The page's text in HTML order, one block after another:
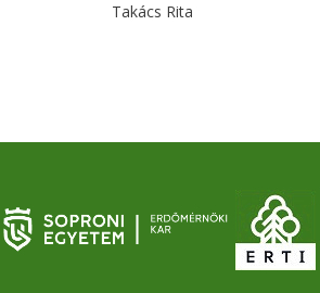
Takács Rita